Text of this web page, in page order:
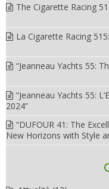
The Cigarette Racing
La Cigarette Racing
“Jeanneau Yachts 55:
“Jeanneau Yachts 55:
2024”
“DUFOUR 41: The
New Horizons with Style